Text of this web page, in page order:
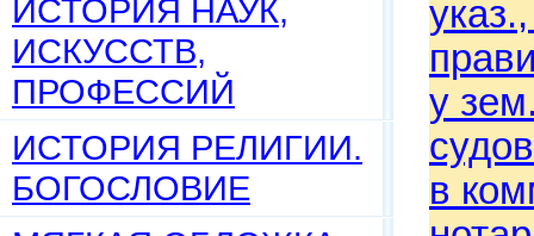
ИСТОРИЯ НАУК,
ИСКУССТВ,
ПРОФЕССИЙ
ИСТОРИЯ РЕЛИГИИ.
БОГОСЛОВИЕ
у
в